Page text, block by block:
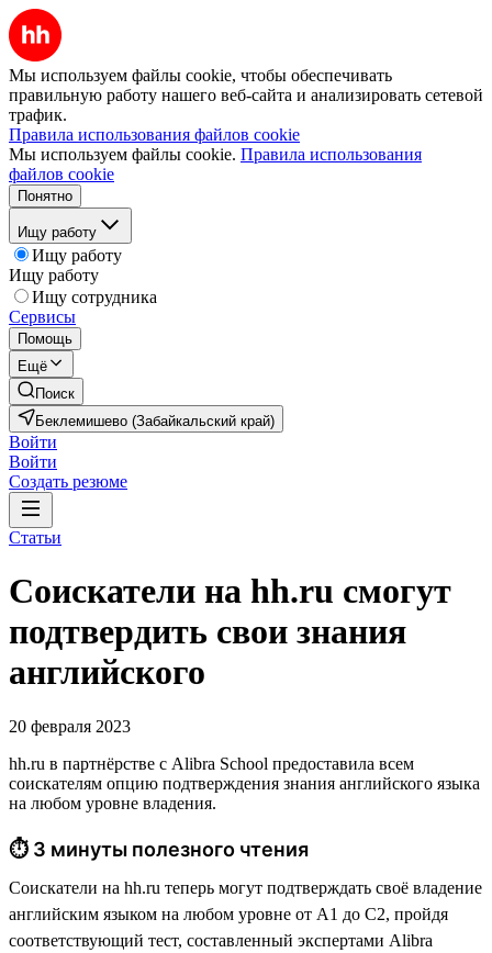
Мы используем файлы cookie, чтобы обеспечивать
правильную работу нашего веб-сайта и анализировать сетевой
трафик.
Правила использования файлов cookie
Мы используем файлы cookie. Правила использования
файлов cookie
Понятно
Ищу работу
Ищу работу
Ищу работу
Ищу сотрудника
Сервисы
Помощь
Ещё
Поиск
Беклемишево (Забайкальский край)
Войти
Войти
Создать резюме
Статьи
Соискатели на hh.ru смогут
подтвердить свои знания
английского
20 февраля 2023
hh.ru в партнёрстве с Alibra School предоставила всем
соискателям опцию подтверждения знания английского языка
на любом уровне владения.
⏱ 3 минуты полезного чтения
Соискатели на hh.ru теперь могут подтверждать своё владение
английским языком на любом уровне от А1 до С2, пройдя
соответствующий тест, составленный экспертами Alibra